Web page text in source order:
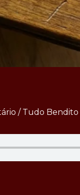
/ Tudo Bendito